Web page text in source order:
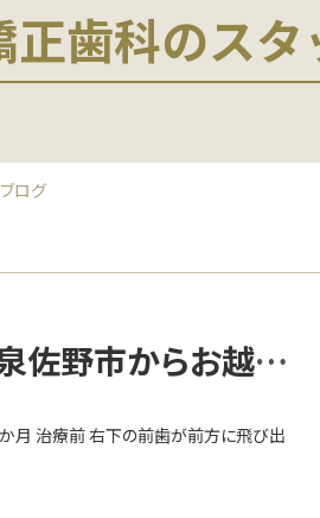
歯科のス
ログ
佐野市からお越し
月 治療前 右下の前歯が前方に飛び出